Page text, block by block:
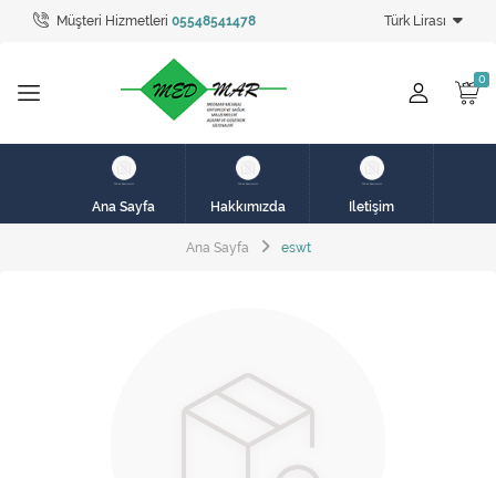
Müşteri Hizmetleri 05548541478 Türk Lirası
Tüm Kategoriler
hasta karyolası
HASTA KARYOLASI
SOLUNUM CİHAZLARI
TANSİYON ALETLERİ
TEKERLEKLİ SANDALYE
Ana Sayfa Hakkımızda İletişim
Ana Sayfa eswt